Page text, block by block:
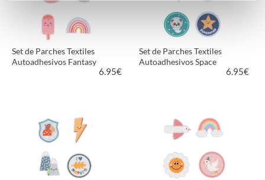
Set de Parches Textiles
Autoadhesivos Fantasy
6.95€
VER PRODUCTO
Set de Parches Textiles
Autoadhesivos Space
6.95€
VER PRODUCTO